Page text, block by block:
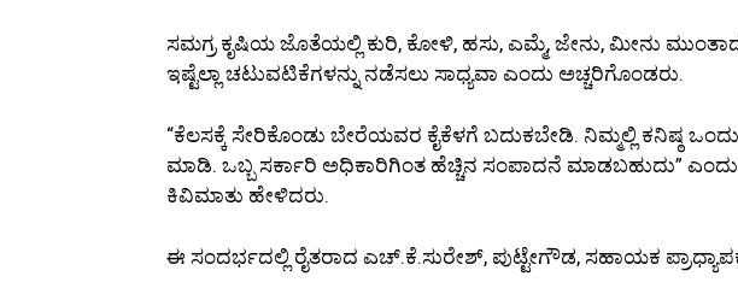
ಸಮಗ್ರ ಕೃಷಿಯ ಜೊತೆಯಲ್ಲಿ ಕುರಿ, ಕೋಳಿ, ಹಸು, ಎಮ್ಮೆ, ಜೇನು, ಮೀನು
ಇಷ್ಟೆಲ್ಲಾ ಚಟುವಟಿಕೆಗಳನ್ನು ನಡೆಸಲು ಸಾಧ್ಯವಾ ಎಂದು ಅಚ್ಚರಿಗೊಂಡರು.
“ಕೆಲಸಕ್ಕೆ ಸೇರಿಕೊಂಡು ಬೇರೆಯವರ ಕೈಕೆಳಗೆ ಬದುಕಬೇಡಿ. ನಿಮ್ಮಲ್ಲಿ ಕನಿಷ್ಠ
ಮಾಡಿ. ಒಬ್ಬ ಸರ್ಕಾರಿ ಅಧಿಕಾರಿಗಿಂತ ಹೆಚ್ಚಿನ ಸಂಪಾದನೆ ಮಾಡಬಹುದು”
ಕಿವಿಮಾತು ಹೇಳಿದರು.
ಈ ಸಂದರ್ಭದಲ್ಲಿ ರೈತರಾದ ಎಚ್.ಕೆ.ಸುರೇಶ್, ಪುಟ್ಟೇಗೌಡ, ಸಹಾಯಕ